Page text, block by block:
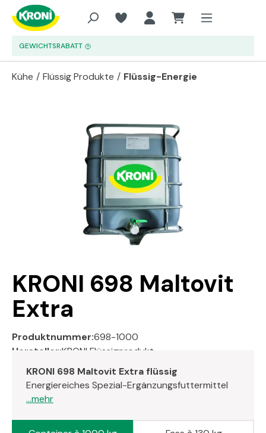
Zum Hauptinhalt springen
GEWICHTSRABATT
Kühe / Flüssig Produkte / Flüssig-Energie
Bildergalerie überspringen
KRONI 698 Maltovit
Extra
Produktnummer:698-1000
Hersteller:KRONI Flüssigprodukt
KRONI 698 Maltovit Extra flüssig
Energiereiches Spezial-Ergänzungsfuttermittel
...mehr